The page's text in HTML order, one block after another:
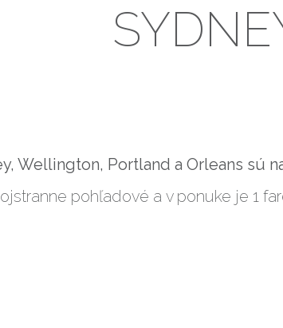
Wellington, Portland a Orleans sú
pohľadové a v ponuke je 1